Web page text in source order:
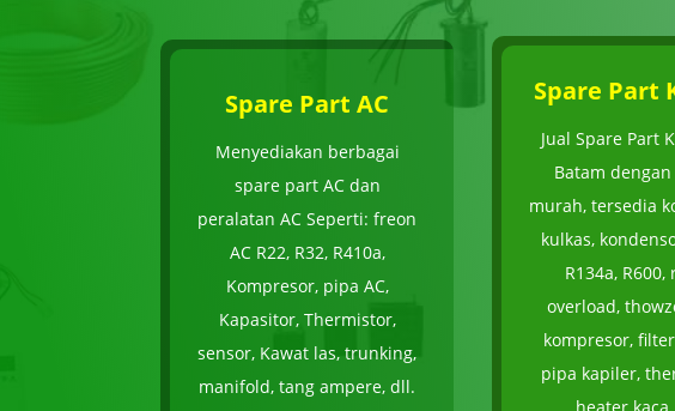
Spare Part AC
Menyediakan berbagai
spare part AC dan
peralatan AC Seperti: freon
AC R22, R32, R410a,
Kompresor, pipa AC,
Kapasitor, Thermistor,
sensor, Kawat las, trunking,
manifold, tang ampere, dll.
Spare Part
Jual Spare Part
Batam
murah, tersedia
kulkas,
R134a, R600,
overload,
kompresor,
pipa kapiler,